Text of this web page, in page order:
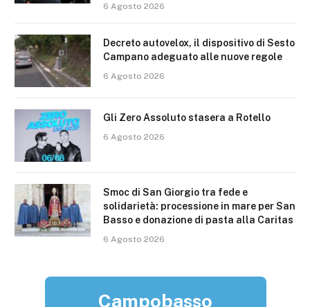
6 Agosto 2026
Decreto autovelox, il dispositivo di Sesto
Campano adeguato alle nuove regole
6 Agosto 2026
Gli Zero Assoluto stasera a Rotello
6 Agosto 2026
Smoc di San Giorgio tra fede e
solidarietà: processione in mare per San
Basso e donazione di pasta alla Caritas
6 Agosto 2026
Campobasso